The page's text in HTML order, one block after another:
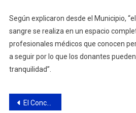
Según explicaron desde el Municipio,
sangre se realiza en un espacio
profesionales médicos que conocen
a seguir por lo que los donantes
tranquilidad”.
Navegación
El Concejo Deliberante volvió a sesionar y aprobó importantes proyectos